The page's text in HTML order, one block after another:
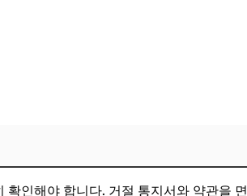
인해야 합니다. 거절 통지서와 약관을